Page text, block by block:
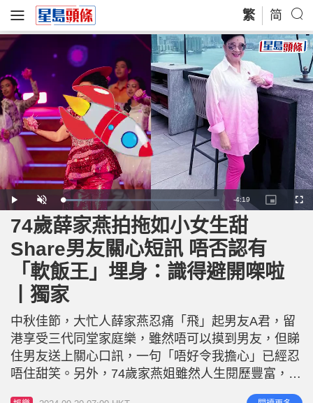
繁 简
P
l
y
U
n
m
u
t
L
o
a
d
e
:
1
1
.
8
6
R
e
m
a
i
n
g
-4:19
P
i
n
-
P
F
u
74歲薛家燕拍拖如小女生甜
Share男友關心短訊 唔否認有
「軟飯王」埋身：識得避開㗎啦
丨獨家
中秋佳節，大忙人薛家燕忍痛「飛」起男友A君，留
港享受三代同堂家庭樂，雖然唔可以摸到男友，但睇
住男友送上關心口訊，一句「唔好令我擔心」已經忍
唔住甜笑。另外，74歲家燕姐雖然人生閱歷豐富，但
對揀好男人都有啲保留，坦言真係要靠長時間觀察，